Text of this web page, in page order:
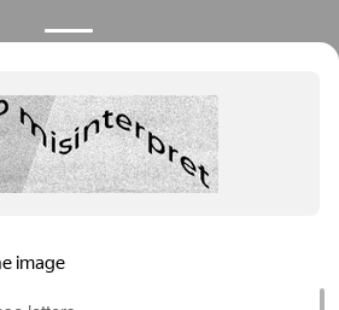
- 2026 Оборудование для